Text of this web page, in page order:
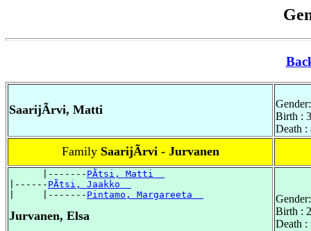
SaarijÃrvi, Matti
Birth :
Death :
Family SaarijÃrvi - Jurvanen
      |-------
PÃtsi, Matti
|------ PÃtsi, Jaakko
|     |------- Pintamo, Margareeta
Jurvanen, Elsa
Birth :
Death :